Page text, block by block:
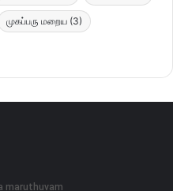
முகப்பரு மறைய (3)